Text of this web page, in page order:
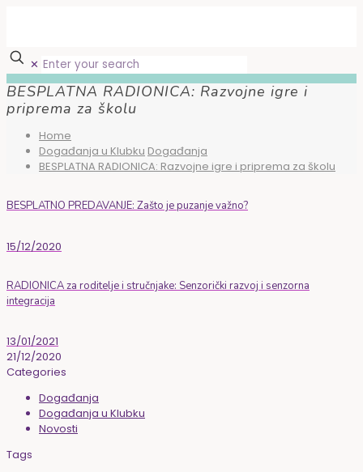
✕
BESPLATNA RADIONICA: Razvojne igre i
priprema za školu
Home
Događanja u Klubku Događanja
BESPLATNA RADIONICA: Razvojne igre i priprema za školu
BESPLATNO PREDAVANJE: Zašto je puzanje važno?
15/12/2020
RADIONICA za roditelje i stručnjake: Senzorički razvoj i senzorna
integracija
13/01/2021
21/12/2020
Categories
Događanja
Događanja u Klubku
Novosti
Tags